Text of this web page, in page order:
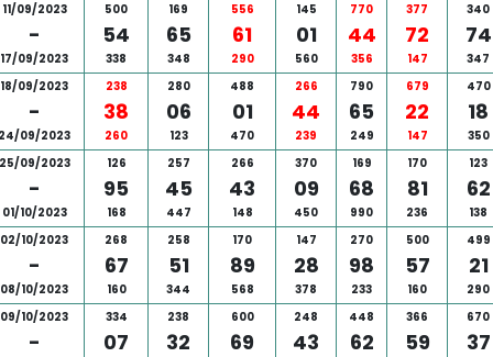
11/09/2023
-
17/09/2023
500
54
338
169
65
348
556
61
290
145
01
560
770
44
356
377
72
147
340
74
347
18/09/2023
-
09/2023
238
38
260
280
06
123
488
01
470
266
44
239
790
65
249
679
22
147
470
18
350
09/2023
-
01/10/2023
126
95
168
257
45
447
266
43
148
370
09
450
169
68
990
170
81
236
123
62
138
02/10/2023
-
08/10/2023
268
67
160
258
51
344
170
89
568
147
28
378
270
98
233
500
57
160
499
21
290
09/10/2023
-
334
07
238
32
600
69
248
43
448
62
366
59
670
37